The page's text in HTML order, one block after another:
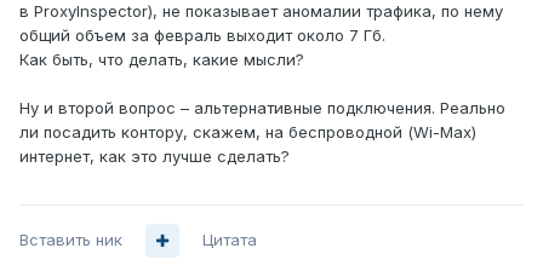
в ProxyInspector), не показывает аномалии трафика, по нему
общий объем за февраль выходит около 7 Гб.
Как быть, что делать, какие мысли?
Ну и второй вопрос – альтернативные подключения. Реально
ли посадить контору, скажем, на беспроводной (Wi-Max)
интернет, как это лучше сделать?
Вставить ник Цитата